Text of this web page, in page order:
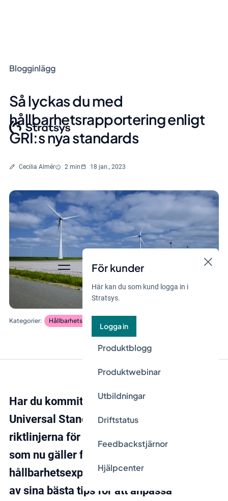
För kunder
Här kan du som kund logga in i
Stratsys.
Logga in
Produktblogg
Produktwebinar
Utbildningar
Driftstatus
Feedbackstjärnor
Hjälpcenter
Blogginlägg
Så lyckas du med
hållbarhetsrapportering enligt
GRI:s nya standards
Skriven av
Cecilia Almér Lästid
2 min 18 jan., 2023
Hållbarhetsstyrning
Har du kommit igång med att tillämpa GRI
Universal Standards – de uppdaterade
riktlinjerna för hållbarhetsrapportering
som nu gäller fullt ut? Här delar Stratsys
hållbarhetsexpert Cecilia Almér med sig
av sina bästa tips för att anpassa